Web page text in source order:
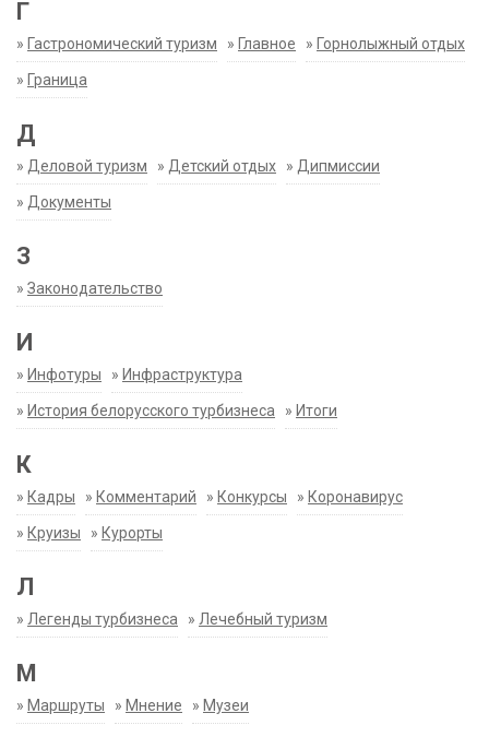
Г
» Гастрономический туризм » Главное » Горнолыжный отдых
» Граница
Д
» Деловой туризм » Детский отдых » Дипмиссии
» Документы
З
» Законодательство
И
» Инфотуры » Инфраструктура
» История белорусского турбизнеса » Итоги
К
» Кадры » Комментарий » Конкурсы » Коронавирус
» Круизы » Курорты
Л
» Легенды турбизнеса » Лечебный туризм
М
» Маршруты » Мнение » Музеи